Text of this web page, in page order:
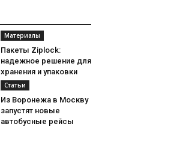
Материалы
Пакеты Ziplock:
надежное решение для
хранения и упаковки
Статьи
Из Воронежа в Москву
запустят новые
автобусные рейсы